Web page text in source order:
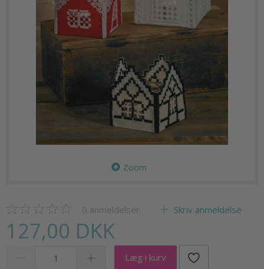
Zoom
0 anmeldelser Skriv anmeldelse
127,00 DKK
Læg i kurv